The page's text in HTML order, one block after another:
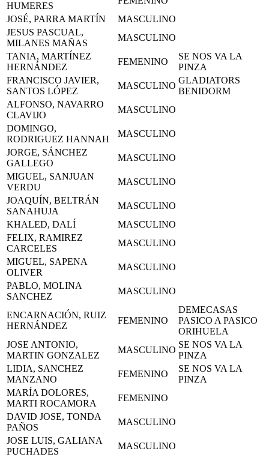
HUMERES
JOSÉ, PARRA MARTÍN
MASCULINO
JESUS PASCUAL,
MILANES MAÑAS
MASCULINO
TANIA, MARTÍNEZ
HERNÁNDEZ
FEMENINO
SE NOS VA LA
PINZA
FRANCISCO JAVIER,
SANTOS LÓPEZ
MASCULINO
GLADIATORS
BENIDORM
ALFONSO, NAVARRO
CLAVIJO
MASCULINO
DOMINGO,
RODRIGUEZ HANNAH
MASCULINO
JORGE, SÁNCHEZ
GALLEGO
MASCULINO
MIGUEL, SANJUAN
VERDU
MASCULINO
JOAQUÍN, BELTRÁN
SANAHUJA
MASCULINO
KHALED, DALÍ
MASCULINO
FELIX, RAMIREZ
CARCELES
MASCULINO
MIGUEL, SAPENA
OLIVER
MASCULINO
PABLO, MOLINA
SANCHEZ
MASCULINO
ENCARNACIÓN, RUIZ
HERNÁNDEZ
FEMENINO
DEMECASAS
PASICO A PASICO
ORIHUELA
JOSE ANTONIO,
MARTIN GONZALEZ
MASCULINO
SE NOS VA LA
PINZA
LIDIA, SANCHEZ
MANZANO
FEMENINO
SE NOS VA LA
PINZA
MARÍA DOLORES,
MARTI ROCAMORA
FEMENINO
DAVID JOSE, TONDA
PAÑOS
MASCULINO
JOSE LUIS, GALIANA
PUCHADES
MASCULINO